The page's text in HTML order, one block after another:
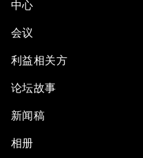
中心
会议
利益相关方
论坛故事
新闻稿
相册